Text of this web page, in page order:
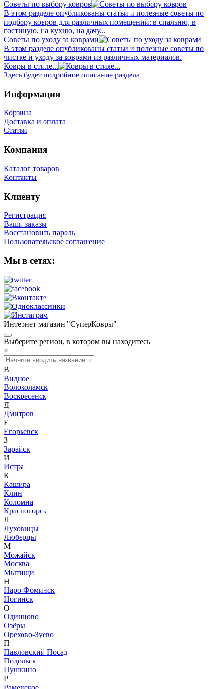
Советы по выбору ковров
В этом разделе опубликованы статьи и полезные советы по
подбору ковров для различных помещений: в спальню, в
гостиную, на кухню, на дачу...
Советы по уходу за коврами
В этом разделе опубликованы статьи и полезные советы по
чистке и уходу за коврами из различных материалов.
Ковры в стиле...
Здесь будет подробное описание раздела
Информация
Корзина
Доставка и оплата
Статьи
Компания
Каталог товаров
Контакты
Клиенту
Регистрация
Ваши заказы
Восстановить пароль
Пользовательское соглашение
Мы в сетях:
Интернет магазин "СуперКовры"
Выберите регион, в котором вы находитесь
×
В
Видное
Волоколамск
Воскресенск
Д
Дмитров
Е
Егорьевск
З
Зарайск
И
Истра
К
Кашира
Клин
Коломна
Красногорск
Л
Луховицы
Люберцы
М
Можайск
Москва
Мытищи
Н
Наро-Фоминск
Ногинск
О
Одинцово
Озёры
Орехово-Зуево
П
Павловский Посад
Подольск
Пушкино
Р
Раменское